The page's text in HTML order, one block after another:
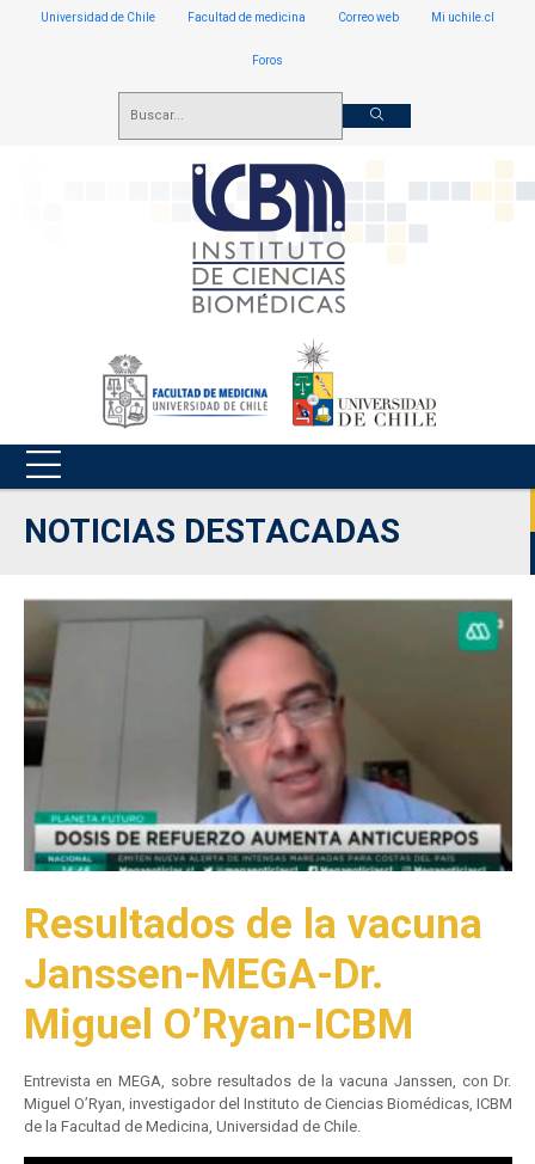
Universidad de Chile Facultad de medicina Correo web Mi uchile.cl
Foros
NOTICIAS DESTACADAS
Resultados de la vacuna
Janssen-MEGA-Dr.
Miguel O’Ryan-ICBM
Entrevista en MEGA, sobre resultados de la vacuna Janssen, con Dr.
Miguel O’Ryan, investigador del Instituto de Ciencias Biomédicas, ICBM
de la Facultad de Medicina, Universidad de Chile.